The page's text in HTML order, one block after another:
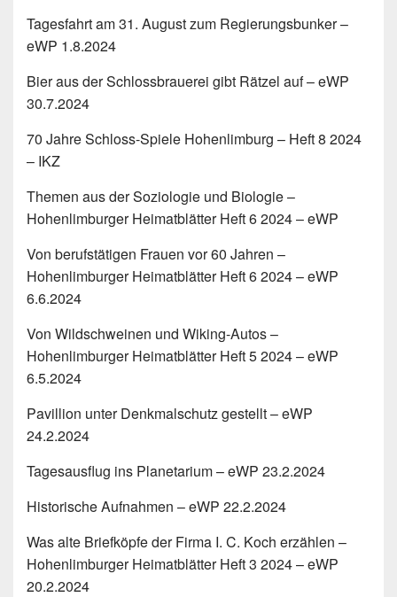
Tagesfahrt am 31. August zum Regierungsbunker –
eWP 1.8.2024
Bier aus der Schlossbrauerei gibt Rätzel auf – eWP
30.7.2024
70 Jahre Schloss-Spiele Hohenlimburg – Heft 8 2024
– IKZ
Themen aus der Soziologie und Biologie –
Hohenlimburger Heimatblätter Heft 6 2024 – eWP
Von berufstätigen Frauen vor 60 Jahren –
Hohenlimburger Heimatblätter Heft 6 2024 – eWP
6.6.2024
Von Wildschweinen und Wiking-Autos –
Hohenlimburger Heimatblätter Heft 5 2024 – eWP
6.5.2024
Pavillion unter Denkmalschutz gestellt – eWP
24.2.2024
Tagesausflug ins Planetarium – eWP 23.2.2024
Historische Aufnahmen – eWP 22.2.2024
Was alte Briefköpfe der Firma I. C. Koch erzählen –
Hohenlimburger Heimatblätter Heft 3 2024 – eWP
20.2.2024